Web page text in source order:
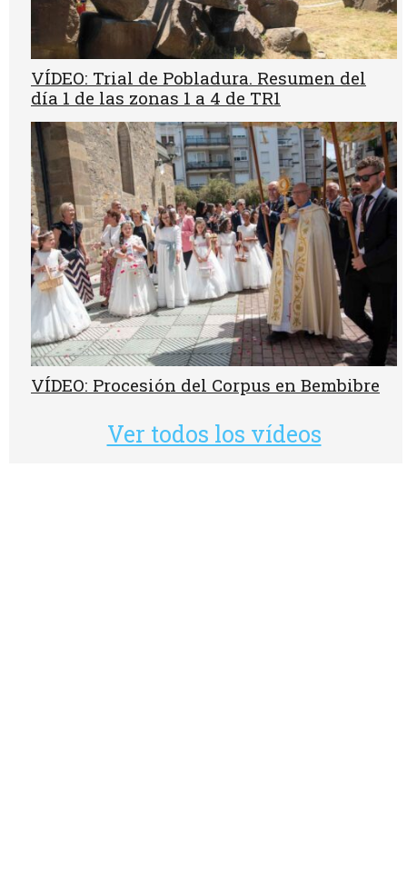
VÍDEO: Trial de Pobladura. Resumen del
día 1 de las zonas 1 a 4 de TR1
VÍDEO: Procesión del Corpus en Bembibre
Ver todos los vídeos